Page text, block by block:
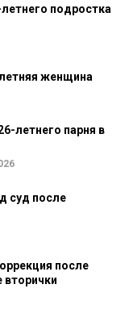
подростка
женщина
летнего парня в
суд после
после
вторички